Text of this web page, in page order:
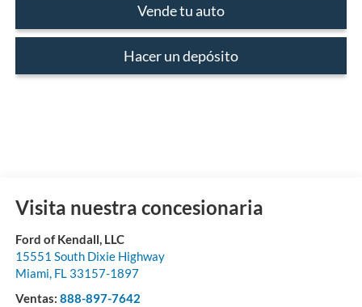
Vende tu auto
Hacer un depósito
Visita nuestra concesionaria
Ford of Kendall, LLC
15551 South Dixie Highway
Miami, FL 33157-1897
Ventas: 888-897-7642